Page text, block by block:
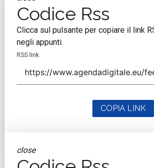
Codice Rss
Clicca sul pulsante per copiare il link
negli appunti.
RSS link
COPIA LINK
close